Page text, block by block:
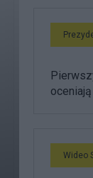
Wideo